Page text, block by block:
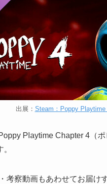
出展： Steam：Poppy Playtime
Playtime Chapter 4（
考察動画もあわせてお届け